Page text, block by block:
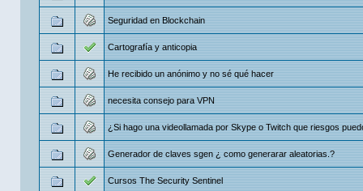
Seguridad en Blockchain
Cartografía y anticopia
He recibido un anónimo y no sé qué hacer
necesita consejo para VPN
¿Si hago una videollamada por Skype o Twitch que riesgos
Generador de claves sgen ¿ como generarar aleatorias.?
Cursos The Security Sentinel